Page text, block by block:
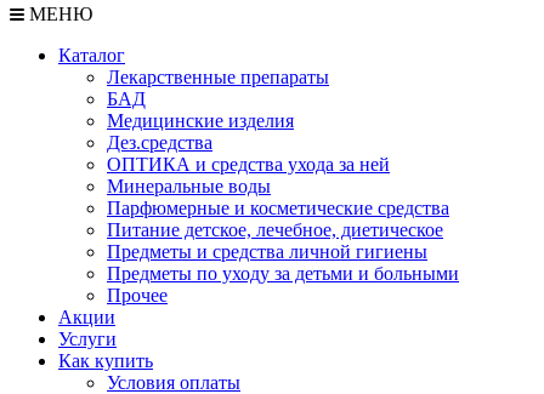
МЕНЮ
Каталог
Лекарственные препараты
БАД
Медицинские изделия
Дез.средства
ОПТИКА и средства ухода за ней
Минеральные воды
Парфюмерные и косметические средства
Питание детское, лечебное, диетическое
Предметы и средства личной гигиены
Предметы по уходу за детьми и больными
Прочее
Акции
Услуги
Как купить
Условия оплаты